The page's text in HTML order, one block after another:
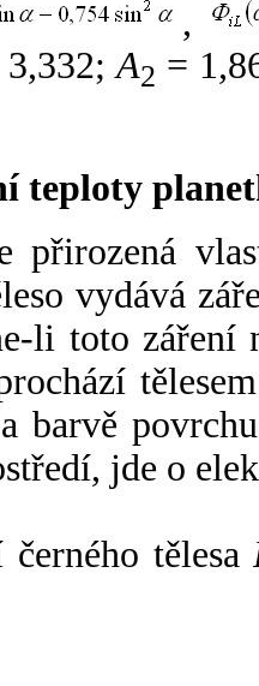
,
3,332;A2 =
teploty
přirozená
vydává
li toto záření
barvě
jde o
černého tělesa